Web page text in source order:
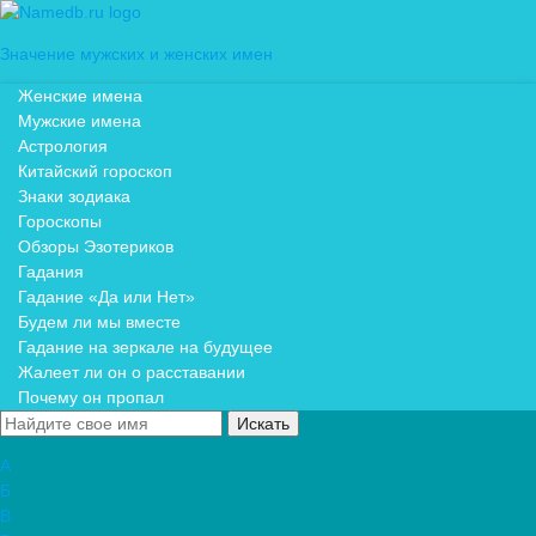
Значение мужских и женских имен
Женские имена
Мужские имена
Астрология
Китайский гороскоп
Знаки зодиака
Гороскопы
Обзоры Эзотериков
Гадания
Гадание «Да или Нет»
Будем ли мы вместе
Гадание на зеркале на будущее
Жалеет ли он о расставании
Почему он пропал
А
Б
В